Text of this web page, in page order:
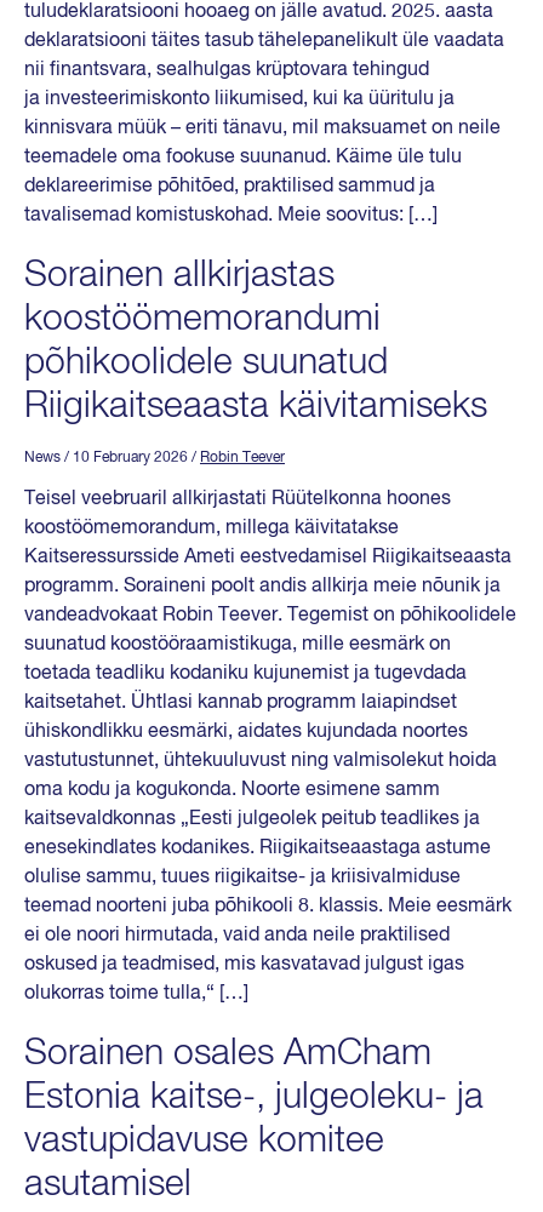
tuludeklaratsiooni hooaeg on jälle avatud. 2025. aasta
deklaratsiooni täites tasub tähelepanelikult üle vaadata
nii finantsvara, sealhulgas krüptovara tehingud
ja investeerimiskonto liikumised, kui ka üüritulu ja
kinnisvara müük – eriti tänavu, mil maksuamet on neile
teemadele oma fookuse suunanud. Käime üle tulu
deklareerimise põhitõed, praktilised sammud ja
tavalisemad komistuskohad. Meie soovitus: […]
Sorainen allkirjastas
koostöömemorandumi
põhikoolidele suunatud
Riigikaitseaasta käivitamiseks
News / 10 February 2026 / Robin Teever
Teisel veebruaril allkirjastati Rüütelkonna hoones
koostöömemorandum, millega käivitatakse
Kaitseressursside Ameti eestvedamisel Riigikaitseaasta
programm. Soraineni poolt andis allkirja meie nõunik ja
vandeadvokaat Robin Teever. Tegemist on põhikoolidele
suunatud koostööraamistikuga, mille eesmärk on
toetada teadliku kodaniku kujunemist ja tugevdada
kaitsetahet. Ühtlasi kannab programm laiapindset
ühiskondlikku eesmärki, aidates kujundada noortes
vastutustunnet, ühtekuuluvust ning valmisolekut hoida
oma kodu ja kogukonda. Noorte esimene samm
kaitsevaldkonnas „Eesti julgeolek peitub teadlikes ja
enesekindlates kodanikes. Riigikaitseaastaga astume
olulise sammu, tuues riigikaitse- ja kriisivalmiduse
teemad noorteni juba põhikooli 8. klassis. Meie eesmärk
ei ole noori hirmutada, vaid anda neile praktilised
oskused ja teadmised, mis kasvatavad julgust igas
olukorras toime tulla,“ […]
Sorainen osales AmCham
Estonia kaitse-, julgeoleku- ja
vastupidavuse komitee
asutamisel